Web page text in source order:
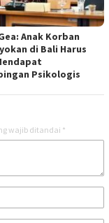
Anak Korban
di Bali Harus
Psikologis
wajib ditandai *